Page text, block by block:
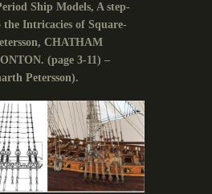
Ship Models, A step-
Intricacies of Square-
CHATHAM
(page 3-11) –
Petersson).